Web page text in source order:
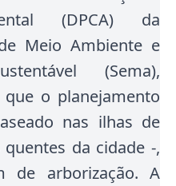
(DPCA) da
Meio Ambiente e
(Sema),
o planejamento
nas ilhas de
da cidade -,
de arborização. A